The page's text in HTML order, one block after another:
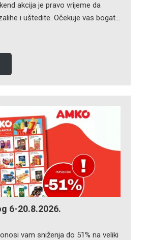
akcija je pravo vrijeme da
i uštedite. Očekuje vas bogat…
6-20.8.2026.
vam sniženja do 51% na veliki